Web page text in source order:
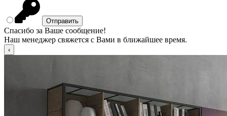
Спасибо за Ваше сообщение!
Наш менеджер свяжется с Вами в ближайшее время.